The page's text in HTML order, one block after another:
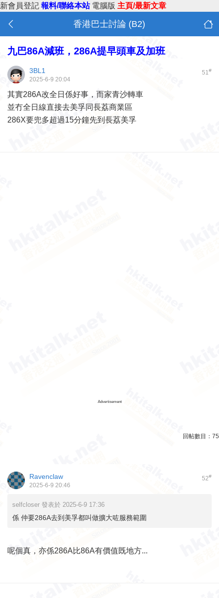
新會員登記 報料/聯絡本站 電腦版 主頁/最新文章
香港巴士討論 (B2)
九巴86A減班，286A提早頭車及加班
51#
3BL1
2025-6-9 20:04
其實286A改全日係好事，而家青沙轉車
並冇全日線直接去美孚同長荔商業區
286X要兜多超過15分鐘先到長荔美孚
Advertisement
回帖數目： 75
52#
Ravenclaw
2025-6-9 20:46
selfcloser 發表於 2025-6-9 17:36
係 仲要286A去到美孚都叫做擴大咗服務範圍
呢個真，亦係286A比86A有價值既地方...